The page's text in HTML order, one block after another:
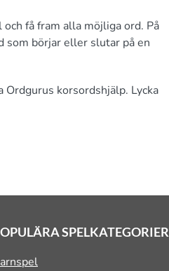
få fram alla möjliga ord. På
som börjar eller slutar på en
korsordshjälp. Lycka
SPELKATEGORIER